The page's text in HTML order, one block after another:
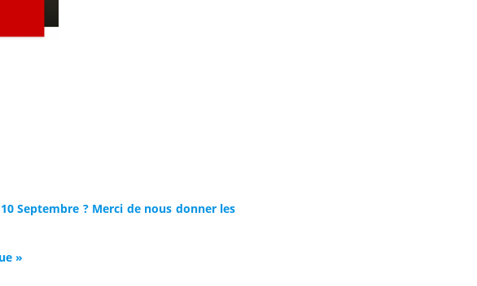
Septembre ? Merci de nous donner les
»